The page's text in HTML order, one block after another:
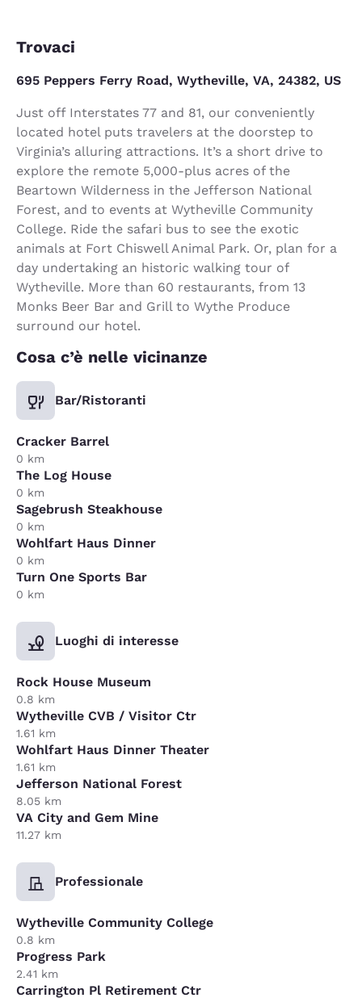
Trovaci
695 Peppers Ferry Road, Wytheville, VA, 24382, US
Just off Interstates 77 and 81, our conveniently
located hotel puts travelers at the doorstep to
Virginia’s alluring attractions. It’s a short drive to
explore the remote 5,000-plus acres of the
Beartown Wilderness in the Jefferson National
Forest, and to events at Wytheville Community
College. Ride the safari bus to see the exotic
animals at Fort Chiswell Animal Park. Or, plan for a
day undertaking an historic walking tour of
Wytheville. More than 60 restaurants, from 13
Monks Beer Bar and Grill to Wythe Produce
surround our hotel.
Cosa c’è nelle vicinanze
Bar/Ristoranti
Cracker Barrel
0 km
The Log House
0 km
Sagebrush Steakhouse
0 km
Wohlfart Haus Dinner
0 km
Turn One Sports Bar
0 km
Luoghi di interesse
Rock House Museum
0.8 km
Wytheville CVB / Visitor Ctr
1.61 km
Wohlfart Haus Dinner Theater
1.61 km
Jefferson National Forest
8.05 km
VA City and Gem Mine
11.27 km
Professionale
Wytheville Community College
0.8 km
Progress Park
2.41 km
Carrington Pl Retirement Ctr